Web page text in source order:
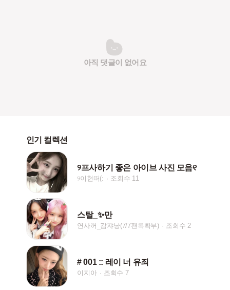
아직 댓글이 없어요
인기 컬렉션
୨프사하기 좋은 아이브 사진 모음୧
୨이현떠(: 조회수 11
스탈_✨️만
연사꺼_감쟈냥(7/7팬록확부) 조회수 2
# 001 :: 레이 너 유죄
이지아 조회수 7